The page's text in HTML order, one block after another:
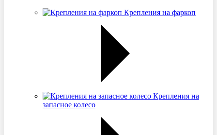
Крепления на фаркоп
Крепления на
запасное колесо